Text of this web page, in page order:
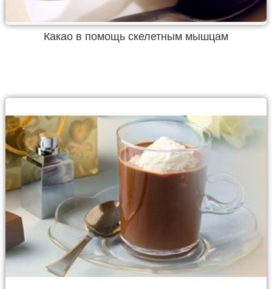
Какао в помощь скелетным мышцам